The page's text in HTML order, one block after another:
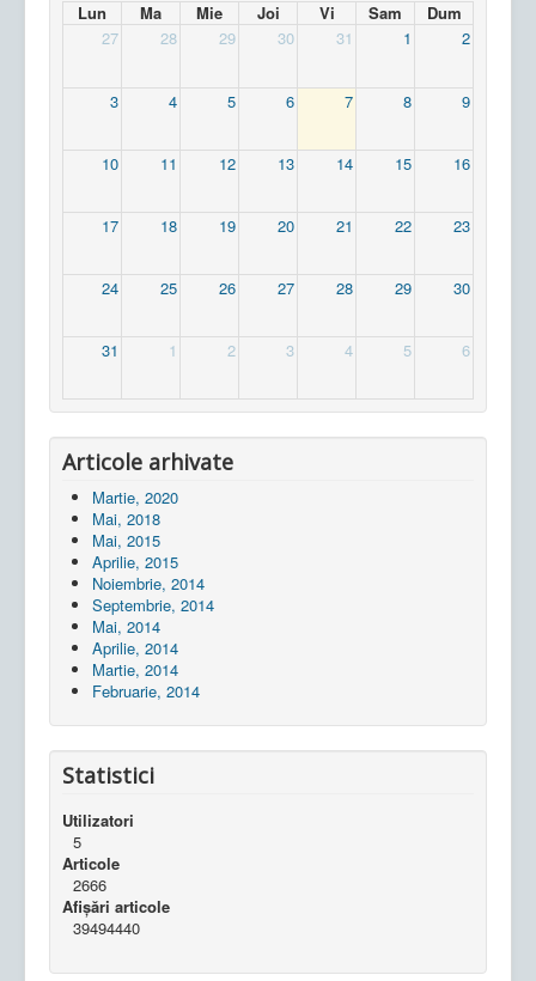
Lun Ma Mie Joi Vi Sam
Dum
27
28 29 30 31 1 2
3 4 5 6 7 8 9
10 11 12 13 14 15 16
17 18 19 20 21 22 23
24 25 26 27 28 29 30
31 1 2 3 4 5 6
Articole arhivate
Martie, 2020
Mai, 2018
Mai, 2015
Aprilie, 2015
Noiembrie, 2014
Septembrie, 2014
Mai, 2014
Aprilie, 2014
Martie, 2014
Februarie, 2014
Statistici
Utilizatori
5
Articole
2666
Afișări articole
39494440